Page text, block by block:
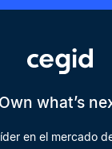
Own what’s
en el mercado